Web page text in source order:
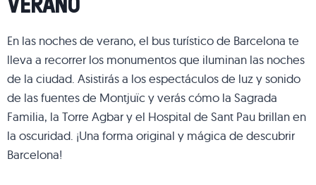
VERANO
En las noches de verano, el bus turístico de Barcelona te
lleva a recorrer los monumentos que iluminan las noches
de la ciudad. Asistirás a los espectáculos de luz y sonido
de las fuentes de Montjuïc y verás cómo la Sagrada
Familia, la Torre Agbar y el Hospital de Sant Pau brillan en
la oscuridad. ¡Una forma original y mágica de descubrir
Barcelona!